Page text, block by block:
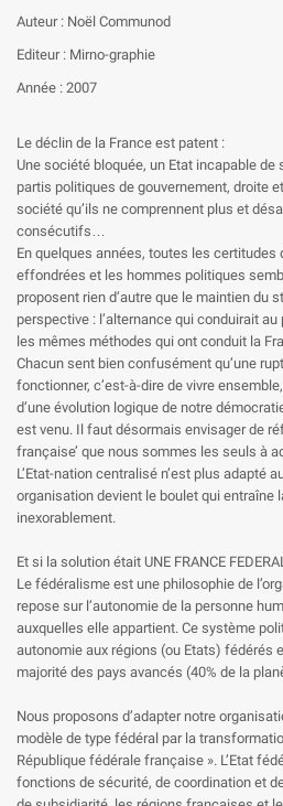
Auteur : Noël Communod
Editeur : Mirno-graphie
Année : 2007
Le déclin de la France est patent :
Une société bloquée, un Etat incapable
partis politiques de gouvernement, droite
société qu’ils ne comprennent plus et
consécutifs…
En quelques années, toutes les certitudes
effondrées et les hommes politiques
proposent rien d’autre que le maintien du
perspective : l’alternance qui conduirait
les mêmes méthodes qui ont conduit la
Chacun sent bien confusément qu’une
fonctionner, c’est-à-dire de vivre
d’une évolution logique de notre
est venu. Il faut désormais envisager de
française’ que nous sommes les seuls à
L’Etat-nation centralisé n’est plus adapté
organisation devient le boulet qui entraîne
inexorablement.
Et si la solution était UNE FRANCE
Le fédéralisme est une philosophie de
repose sur l’autonomie de la personne
auxquelles elle appartient. Ce système
autonomie aux régions (ou Etats) fédérés
majorité des pays avancés (40% de la
Nous proposons d’adapter notre
modèle de type fédéral par la
République fédérale française ». L’Etat
fonctions de sécurité, de coordination et